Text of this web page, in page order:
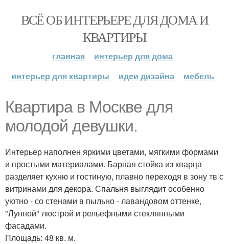
ВСЁ ОБ ИНТЕРЬЕРЕ ДЛЯ ДОМА И
КВАРТИРЫ
главная
интерьер для дома
интерьер для квартиры
идеи дизайна мебель
Квартира в Москве для
молодой девушки.
Интерьер наполнен яркими цветами, мягкими формами
и простыми материалами. Барная стойка из кварца
разделяет кухню и гостиную, плавно переходя в зону тв с
витринами для декора. Спальня выглядит особенно
уютно - со стенами в пыльно - лавандовом оттенке,
"Лунной" люстрой и рельефными стеклянными
фасадами.
Площадь: 48 кв. м.